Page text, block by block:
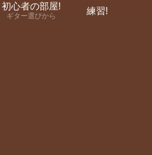
初心者の部屋!
ギター選びから
練習!